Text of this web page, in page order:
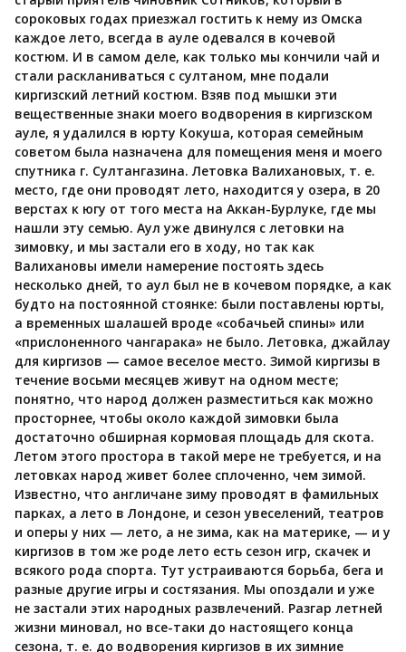
сороковых годах приезжал гостить к нему из Омска
каждое лето, всегда в ауле одевался в кочевой
костюм. И в самом деле, как только мы кончили чай и
стали раскланиваться с султаном, мне подали
киргизский летний костюм. Взяв под мышки эти
вещественные знаки моего водворения в киргизском
ауле, я удалился в юрту Кокуша, которая семейным
советом была назначена для помещения меня и моего
спутника г. Султангазина. Летовка Валихановых, т. е.
место, где они проводят лето, находится у озера, в 20
верстах к югу от того места на Аккан-Бурлуке, где мы
нашли эту семью. Аул уже двинулся с летовки на
зимовку, и мы застали его в ходу, но так как
Валихановы имели намерение постоять здесь
несколько дней, то аул был не в кочевом порядке, а как
будто на постоянной стоянке: были поставлены юрты,
а временных шалашей вроде «собачьей спины» или
«прислоненного чангарака» не было. Летовка, джайлау
для киргизов — самое веселое место. Зимой киргизы в
течение восьми месяцев живут на одном месте;
понятно, что народ должен разместиться как можно
просторнее, чтобы около каждой зимовки была
достаточно обширная кормовая площадь для скота.
Летом этого простора в такой мере не требуется, и на
летовках народ живет более сплоченно, чем зимой.
Известно, что англичане зиму проводят в фамильных
парках, а лето в Лондоне, и сезон увеселений, театров
и оперы у них — лето, а не зима, как на материке, — и у
киргизов в том же роде лето есть сезон игр, скачек и
всякого рода спорта. Тут устраиваются борьба, бега и
разные другие игры и состязания. Мы опоздали и уже
не застали этих народных развлечений. Разгар летней
жизни миновал, но все-таки до настоящего конца
сезона, т. е. до водворения киргизов в их зимние